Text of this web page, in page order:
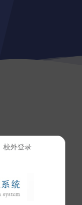
校外登录